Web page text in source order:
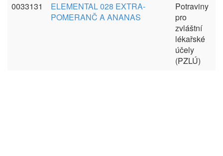
0033131
ELEMENTAL 028 EXTRA-
POMERANČ A ANANAS
Potraviny
pro
zvláštní
lékařské
účely
(PZLÚ)